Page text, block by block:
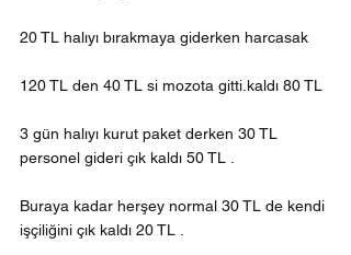
20 TL halıyı bırakmaya giderken harcasak
120 TL den 40 TL si mozota gitti.kaldı 80 TL
3 gün halıyı kurut paket derken 30 TL
personel gideri çık kaldı 50 TL .
Buraya kadar herşey normal 30 TL de kendi
işçiliğini çık kaldı 20 TL .